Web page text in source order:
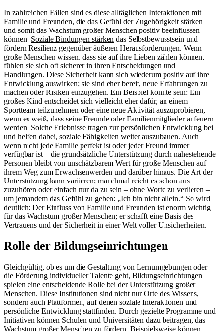
In zahlreichen Fällen sind es diese alltäglichen Interaktionen mit
Familie und Freunden, die das Gefühl der Zugehörigkeit stärken
und somit das Wachstum großer Menschen positiv beeinflussen
können. Soziale Bindungen stärken das Selbstbewusstsein und
fördern Resilienz gegenüber äußeren Herausforderungen. Wenn
große Menschen wissen, dass sie auf ihre Lieben zählen können,
fühlen sie sich oft sicherer in ihren Entscheidungen und
Handlungen. Diese Sicherheit kann sich wiederum positiv auf ihre
Entwicklung auswirken; sie sind eher bereit, neue Erfahrungen zu
machen oder Risiken einzugehen. Ein Beispiel könnte sein: Ein
großes Kind entscheidet sich vielleicht eher dafür, an einem
Sportteam teilzunehmen oder eine neue Aktivität auszuprobieren,
wenn es weiß, dass seine Freunde oder Familienmitglieder anfeuern
werden. Solche Erlebnisse tragen zur persönlichen Entwicklung bei
und helfen dabei, soziale Fähigkeiten weiter auszubauen. Auch
wenn nicht jede Familie perfekt ist oder jeder Freund immer
verfügbar ist – die grundsätzliche Unterstützung durch nahestehende
Personen bleibt von unschätzbarem Wert für große Menschen auf
ihrem Weg zum Erwachsenwerden und darüber hinaus. Die Art der
Unterstützung kann variieren; manchmal reicht es schon aus
zuzuhören oder einfach nur da zu sein – ohne Worte zu verlieren –
um jemandem das Gefühl zu geben: „Ich bin nicht allein.“ So wird
deutlich: Der Einfluss von Familie und Freunden ist enorm wichtig
für das Wachstum großer Menschen; er schafft eine Basis des
Vertrauens und der Sicherheit in einer Welt voller Unsicherheiten.
Rolle der Bildungseinrichtungen
Gleichgültig, ob es um die Gestaltung von Lernumgebungen oder
die Förderung individueller Talente geht, Bildungseinrichtungen
spielen eine entscheidende Rolle bei der Unterstützung großer
Menschen. Diese Institutionen sind nicht nur Orte des Wissens,
sondern auch Plattformen, auf denen soziale Interaktionen und
persönliche Entwicklung stattfinden. Durch gezielte Programme und
Initiativen können Schulen und Universitäten dazu beitragen, das
Wachstum großer Menschen zu fördern. Beispielsweise können